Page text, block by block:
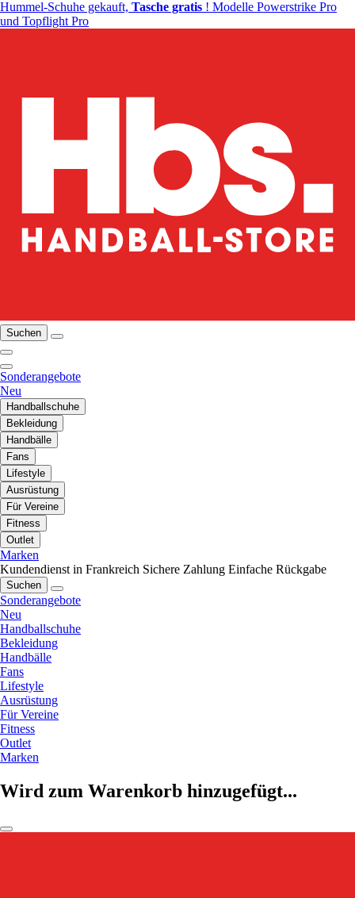
Hummel-Schuhe gekauft, Tasche gratis ! Modelle Powerstrike Pro
und Topflight Pro
Suchen
Sonderangebote
Neu
Handballschuhe
Bekleidung
Handbälle
Fans
Lifestyle
Ausrüstung
Für Vereine
Fitness
Outlet
Marken
Kundendienst in Frankreich Sichere Zahlung Einfache Rückgabe
Suchen
Sonderangebote
Neu
Handballschuhe
Bekleidung
Handbälle
Fans
Lifestyle
Ausrüstung
Für Vereine
Fitness
Outlet
Marken
Wird zum Warenkorb hinzugefügt...